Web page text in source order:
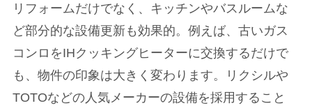
リフォームだけでなく、キッチンやバスルームな
ど部分的な設備更新も効果的。例えば、古いガス
コンロをIHクッキングヒーターに交換するだけで
も、物件の印象は大きく変わります。リクシルや
TOTOなどの人気メーカーの設備を採用すること